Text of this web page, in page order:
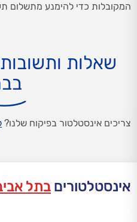
המקובלות כדי להימנע מתשלום
שאלות ותשובות
צריכים אינסטלטור בפיקוח שלנו?
אינסטלטורים בתל